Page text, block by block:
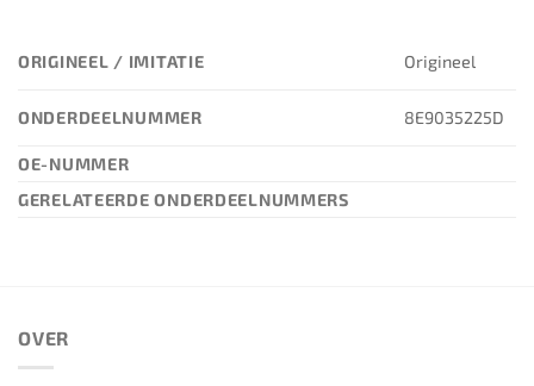
ORIGINEEL / IMITATIE Origineel
ONDERDEELNUMMER 8E9035225D
OE-NUMMER
GERELATEERDE ONDERDEELNUMMERS
OVER